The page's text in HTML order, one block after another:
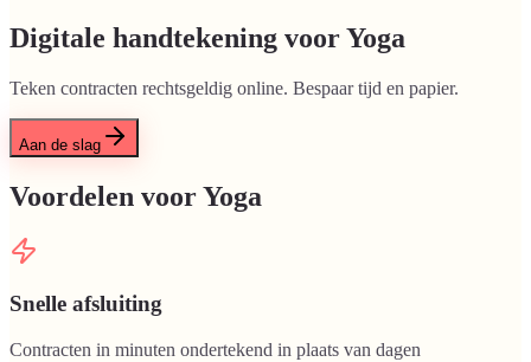
Digitale handtekening voor Yoga
Teken contracten rechtsgeldig online. Bespaar tijd en papier.
Aan de slag
Voordelen voor Yoga
Snelle afsluiting
Contracten in minuten ondertekend in plaats van dagen